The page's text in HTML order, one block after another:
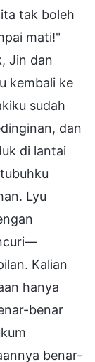
tak boleh
mati!"
Jin dan
kembali ke
sudah
dan
di lantai
Lyu
Kalian
hanya
benar
benar-